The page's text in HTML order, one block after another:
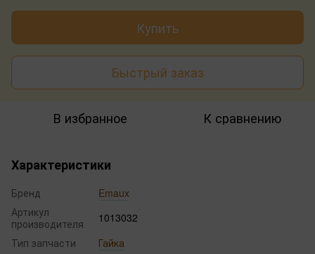
Купить
Быстрый заказ
В избранное К сравнению
Характеристики
Бренд
Emaux
Артикул
производителя
1013032
Тип запчасти
Гайка